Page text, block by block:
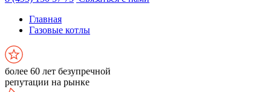
Главная
Газовые котлы
более 60 лет безупречной
репутации на рынке